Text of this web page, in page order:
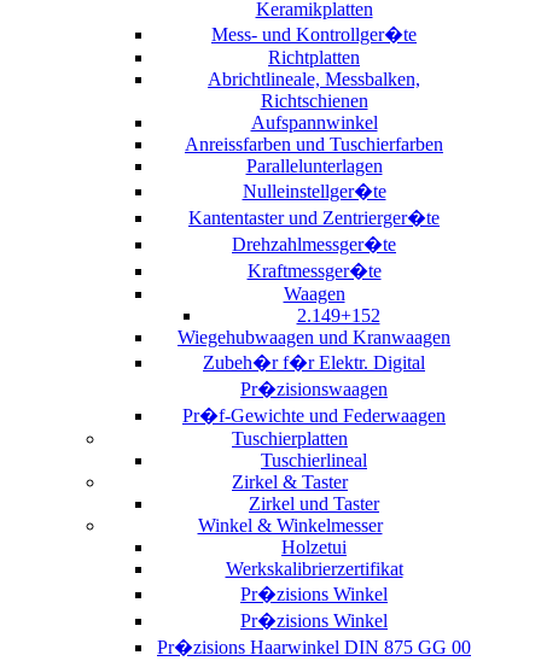
Keramikplatten
Mess- und Kontrollger�te
Richtplatten
Abrichtlineale, Messbalken,
Richtschienen
Aufspannwinkel
Anreissfarben und Tuschierfarben
Parallelunterlagen
Nulleinstellger�te
Kantentaster und Zentrierger�te
Drehzahlmessger�te
Kraftmessger�te
Waagen
2.149+152
Wiegehubwaagen und Kranwaagen
Zubeh�r f�r Elektr. Digital
Pr�zisionswaagen
Pr�f-Gewichte und Federwaagen
Tuschierplatten
Tuschierlineal
Zirkel & Taster
Zirkel und Taster
Winkel & Winkelmesser
Holzetui
Werkskalibrierzertifikat
Pr�zisions Winkel
Pr�zisions Winkel
Pr�zisions Haarwinkel DIN 875 GG 00